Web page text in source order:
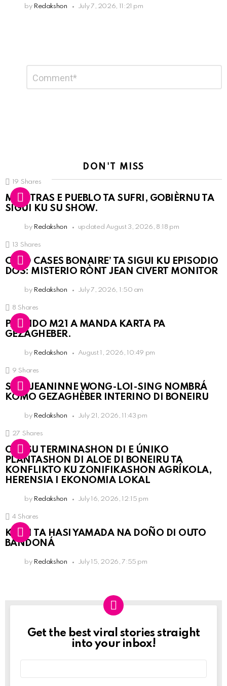
by Redakshon July 7, 2026, 11:21 pm
Reply
DON'T MISS
19 Shares
MIENTRAS E PUEBLO TA SUFRI, GOBIÈRNU TA
SIGUI KU SU SHOW.
by Redakshon updated August 3, 2026, 8:18 pm
13 Shares
COLD CASES BONAIRE’ TA SIGUI KU EPISODIO
DOS: MISTERIO RÒNT JEAN CIVERT MONITOR
by Redakshon July 7, 2026, 1:50 am
8 Shares
PARTIDO M21 A MANDA KARTA PA
GEZAGHEBER.
by Redakshon August 1, 2026, 10:49 pm
9 Shares
SRA. JEANINNE WONG-LOI-SING NOMBRÁ
KOMO GEZAGHÈBER INTERINO DI BONEIRU
by Redakshon July 21, 2026, 11:43 pm
27 Shares
OLB SU TERMINASHON DI E ÚNIKO
PLANTASHON DI ALOE DI BONEIRU TA
KONFLIKTO KU ZONIFIKASHON AGRÍKOLA,
HERENSIA I EKONOMIA LOKAL
by Redakshon July 16, 2026, 12:15 pm
4 Shares
KPCN TA HASI YAMADA NA DOÑO DI OUTO
BANDONÁ
by Redakshon July 15, 2026, 7:55 pm
Newslett
Get the best viral stories straight
into your inbox!